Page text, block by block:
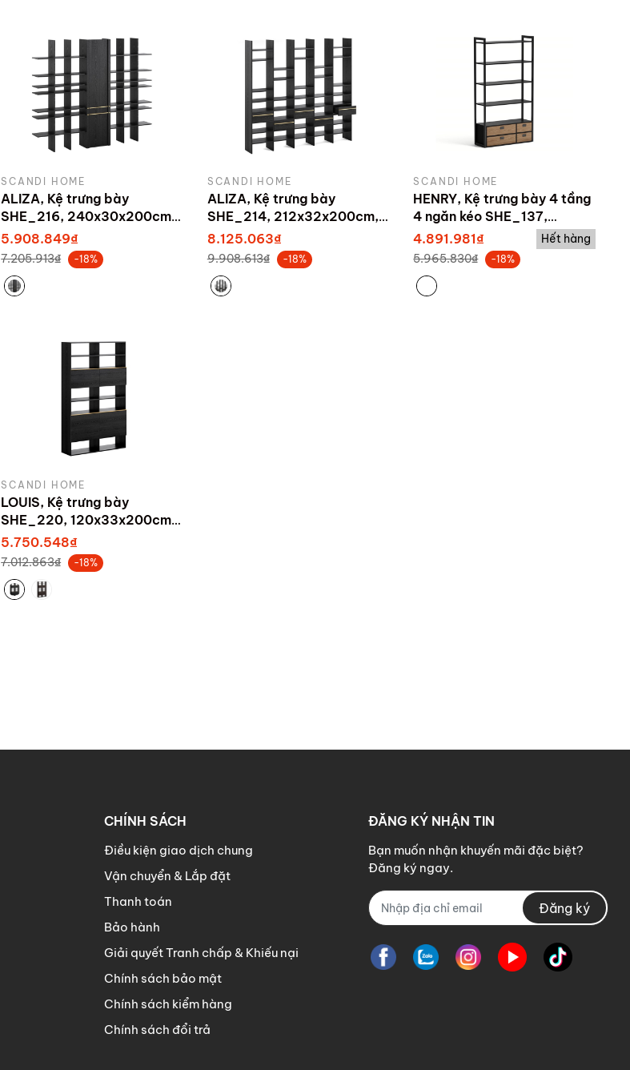
SCANDI HOME
ALIZA, Kệ trưng bày
SHE_216, 240x30x200cm,
sản xuất bởi Scandi Home
5.908.849₫
7.205.913₫ -18%
SCANDI HOME
ALIZA, Kệ trưng bày
SHE_214, 212x32x200cm,
sản xuất bởi Scandi Home
8.125.063₫
9.908.613₫ -18%
SCANDI HOME
HENRY, Kệ trưng bày 4 tầng
4 ngăn kéo SHE_137,
100x35x185cm
4.891.981₫
5.965.830₫ -18%
Hết hàng
SCANDI HOME
LOUIS, Kệ trưng bày
SHE_220, 120x33x200cm,
sản xuất bởi Scandi Home
5.750.548₫
7.012.863₫ -18%
CHÍNH SÁCH
Điều kiện giao dịch chung
Vận chuyển & Lắp đặt
Thanh toán
Bảo hành
Giải quyết Tranh chấp & Khiếu nại
Chính sách bảo mật
Chính sách kiểm hàng
Chính sách đổi trả
ĐĂNG KÝ NHẬN TIN
Bạn muốn nhận khuyến mãi đặc biệt?
Đăng ký ngay.
Đăng ký